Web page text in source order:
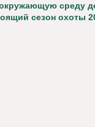
среду
сезон охоты